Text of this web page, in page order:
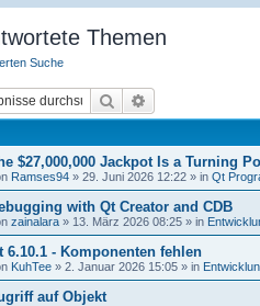
Themen
Suche
Suche
$27,000,000 Jackpot Is a Turning
Ramses94 » 29. Juni 2026 12:22 » in Qt
with Qt Creator and CDB
zainalara » 13. März 2026 08:25 » in
6.10.1 - Komponenten fehlen
KuhTee » 2. Januar 2026 15:05 » in
auf Objekt